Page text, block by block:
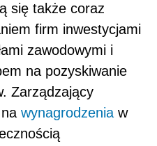
się także coraz
firm inwestycjami
zawodowymi i
na pozyskiwanie
Zarządzający
wynagrodzenia w